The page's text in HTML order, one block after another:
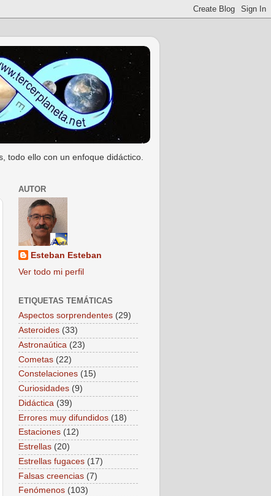
todo ello con un enfoque didáctico.
AUTOR
Esteban Esteban
Ver todo mi perfil
ETIQUETAS TEMÁTICAS
Aspectos sorprendentes (29)
Asteroides (33)
Astronaútica (23)
Cometas (22)
Constelaciones (15)
Curiosidades (9)
Didáctica (39)
Errores muy difundidos (18)
Estaciones (12)
Estrellas (20)
Estrellas fugaces (17)
Falsas creencias (7)
Fenómenos (103)